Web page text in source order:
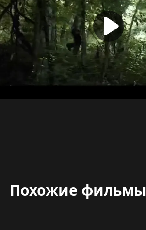
Похожие фильмы